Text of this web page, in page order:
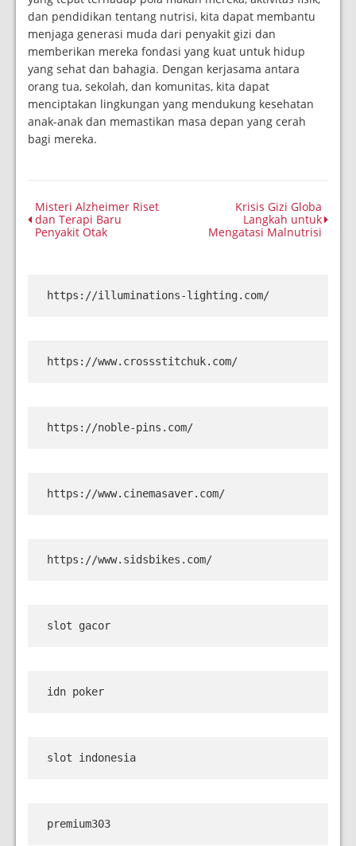
dan pendidikan tentang nutrisi, kita dapat membantu
menjaga generasi muda dari penyakit gizi dan
memberikan mereka fondasi yang kuat untuk hidup
yang sehat dan bahagia. Dengan kerjasama antara
orang tua, sekolah, dan komunitas, kita dapat
menciptakan lingkungan yang mendukung kesehatan
anak-anak dan memastikan masa depan yang cerah
bagi mereka.
Misteri Alzheimer Riset
dan Terapi Baru
Penyakit Otak
Krisis Gizi Globa
Langkah untuk
Mengatasi Malnutrisi
https://illuminations-lighting.com/
https://www.crossstitchuk.com/
https://noble-pins.com/
https://www.cinemasaver.com/
https://www.sidsbikes.com/
slot gacor
idn poker
slot indonesia
premium303